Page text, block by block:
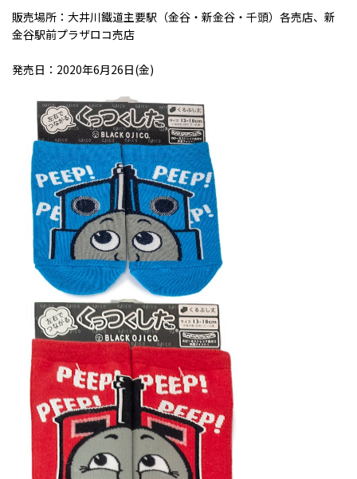
販売場所：大井川鐵道主要駅（金谷・新金谷・千頭）各売店、新
金谷駅前プラザロコ売店
発売日：2020年6月26日(金)